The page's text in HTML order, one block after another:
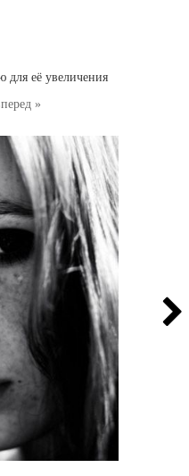
»
её увеличения